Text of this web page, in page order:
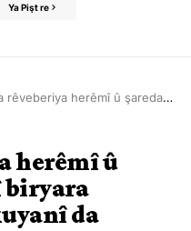
Ya Pişt re
herêmî û şaredariyan li dijî biryara qutkirina avê daxuyanî da
herêmî û
biryara
da